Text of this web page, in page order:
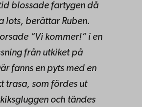
blossade fartygen då
lots, berättar Ruben.
“Vi kommer!” i en
från utkiket på
fanns en pyts med en
trasa, som fördes ut
och tändes